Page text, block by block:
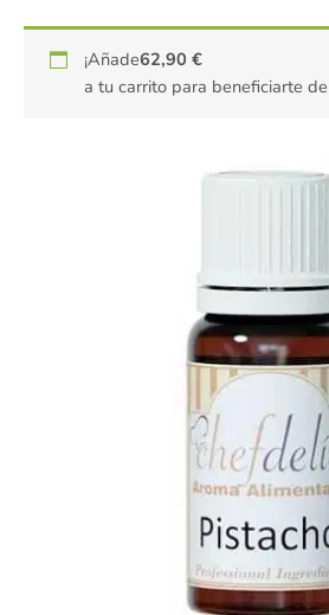
¡Añade62,90€
a tu carrito para beneficiarte
Aroma
de
Pistacho